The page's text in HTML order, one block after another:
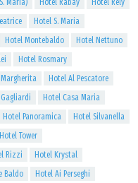
Maria) Hotel Rabay
Hotel Rely
Hotel S. Maria
Hotel Montebaldo
Hotel Nettuno
Hotel Rosmary
Hotel Al Pescatore
Hotel Casa Maria
Hotel Panoramica
Hotel Silvanella
Tower
Rizzi
Hotel Krystal
Baldo
Hotel Ai Perseghi